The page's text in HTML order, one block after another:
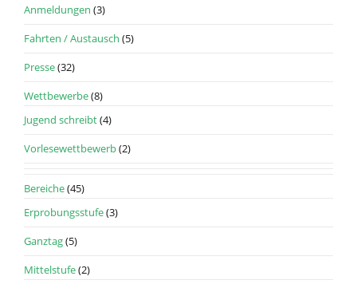
Anmeldungen (3)
Fahrten / Austausch (5)
Presse(32)
Wettbewerbe(8)
Jugend schreibt(4)
Vorlesewettbewerb(2)
Bereiche(45)
Erprobungsstufe(3)
Ganztag(5)
Mittelstufe(2)